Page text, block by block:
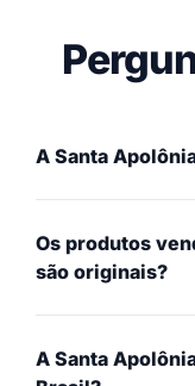
A Santa
Os produtos
são originais?
A Santa